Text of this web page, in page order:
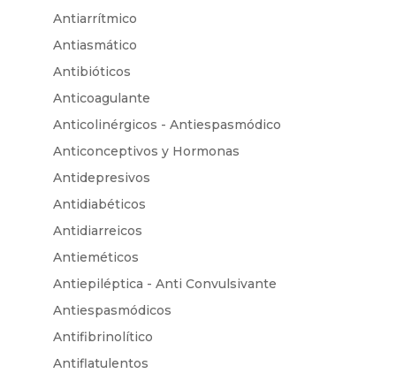
Antiarrítmico
Antiasmático
Antibióticos
Anticoagulante
Anticolinérgicos - Antiespasmódico
Anticonceptivos y Hormonas
Antidepresivos
Antidiabéticos
Antidiarreicos
Antieméticos
Antiepiléptica - Anti Convulsivante
Antiespasmódicos
Antifibrinolítico
Antiflatulentos